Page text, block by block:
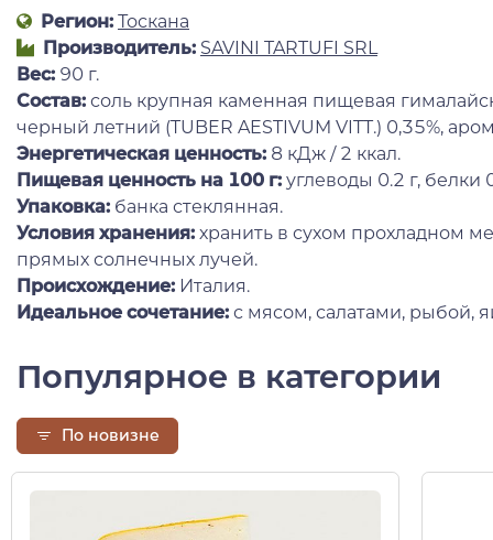
Регион: Тоскана
Производитель: SAVINI TARTUFI SRL
Вес: 90 г.
Состав: соль крупная каменная пищевая
черный летний (TUBER AESTIVUM VITT.) 0,35%,
Энергетическая ценность: 8 кДж / 2 ккал.
Пищевая ценность на 100 г: углеводы 0.2 г, белки
Упаковка: банка стеклянная.
Условия хранения: хранить в сухом прохладном
прямых солнечных лучей.
Происхождение: Италия.
Идеальное сочетание: с мясом, салатами, рыбой,
Популярное в категории
По новизне